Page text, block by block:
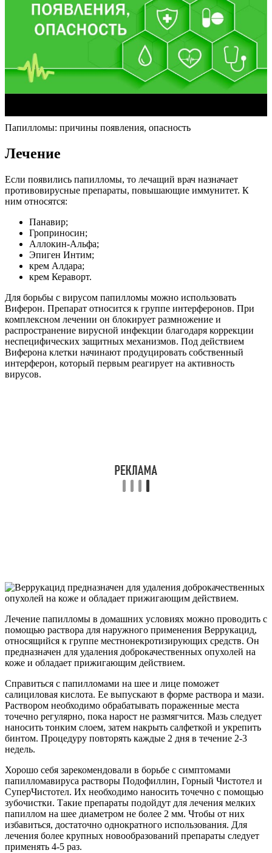
Папилломы: причины появления, опасность
Лечение
Если появились папилломы, то лечащий врач назначает
противовирусные препараты, повышающие иммунитет. К
ним относятся:
Панавир;
Гроприносин;
Аллокин-Альфа;
Эпиген Интим;
крем Алдара;
крем Кераворт.
Для борьбы с вирусом папилломы можно использовать
Виферон. Препарат относится к группе интерферонов. При
комплексном лечении он блокирует размножение и
распространение вирусной инфекции благодаря коррекции
неспецифических защитных механизмов. Под действием
Виферона клетки начинают продуцировать собственный
интерферон, который первым реагирует на активность
вирусов.
Лечение папилломы в домашних условиях можно проводить с
помощью раствора для наружного применения Веррукацид,
относящийся к группе местнонекротизирующих средств. Он
предназначен для удаления доброкачественных опухолей на
коже и обладает прижигающим действием.
Справиться с папилломами на шее и лице поможет
салициловая кислота. Ее выпускают в форме раствора и мази.
Раствором необходимо обрабатывать пораженные места
точечно регулярно, пока нарост не размягчится. Мазь следует
наносить тонким слоем, затем накрыть салфеткой и укрепить
бинтом. Процедуру повторять каждые 2 дня в течение 2-3
недель.
Хорошо себя зарекомендовали в борьбе с симптомами
папилломавируса растворы Подофиллин, Горный Чистотел и
СуперЧистотел. Их необходимо наносить точечно с помощью
зубочистки. Такие препараты подойдут для лечения мелких
папиллом на шее диаметром не более 2 мм. Чтобы от них
избавиться, достаточно однократного использования. Для
лечения более крупных новообразований препараты следует
применять 4-5 раз.